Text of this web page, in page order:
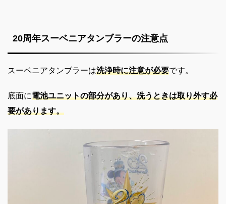
20周年スーベニアタンブラーの注意点
スーベニアタンブラーは洗浄時に注意が必要です。
底面に電池ユニットの部分があり、洗うときは取り外す必
要があります。